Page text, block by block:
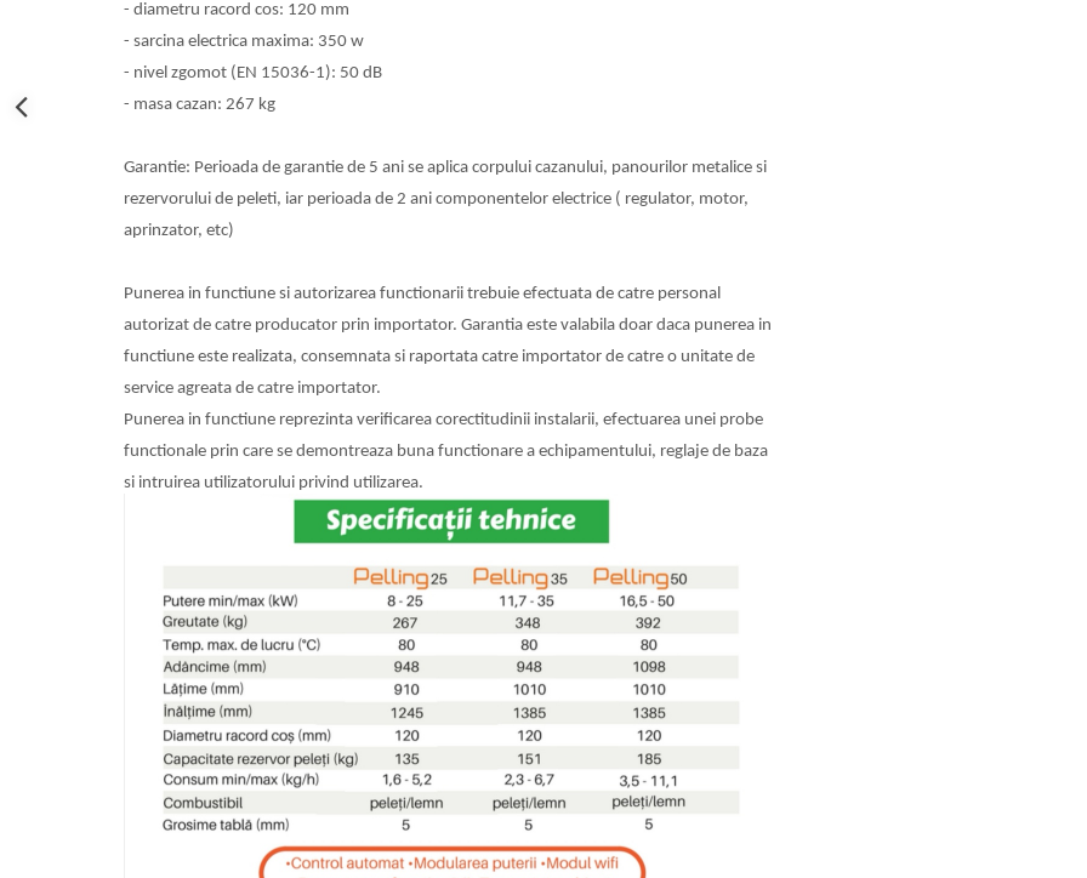
Aparate de Aer conditionat 24000
Aparate de Aer conditionat 27000
btu
Panouri solare
Panouri solare presurizate si
nepresurizate
Pompe de circulaţie pentru
Vase de expansiune
Incazire in Pardoseala
Incalzire clasica in pardoseala
Teava incalzire pardoseala
PLACA NUTURI/TACKER
Banda perimetrala
Pachete incalzire in pardoseala
Pompe de caldura
Termostate de Ambient
Panouri fotovoltaice
- diametru racord cos: 120 mm
- sarcina electrica maxima: 350 w
- nivel zgomot (EN 15036-1): 50 dB
- masa cazan: 267 kg
Garantie: Perioada de garantie de 5 ani se aplica corpului cazanului, panourilor metalice si
rezervorului de peleti, iar perioada de 2 ani componentelor electrice ( regulator, motor,
aprinzator, etc)
Punerea in functiune si autorizarea functionarii trebuie efectuata de catre personal
autorizat de catre producator prin importator. Garantia este valabila doar daca punerea in
functiune este realizata, consemnata si raportata catre importator de catre o unitate de
service agreata de catre importator.
Punerea in functiune reprezinta verificarea corectitudinii instalarii, efectuarea unei probe
functionale prin care se demontreaza buna functionare a echipamentului, reglaje de baza
si intruirea utilizatorului privind utilizarea.